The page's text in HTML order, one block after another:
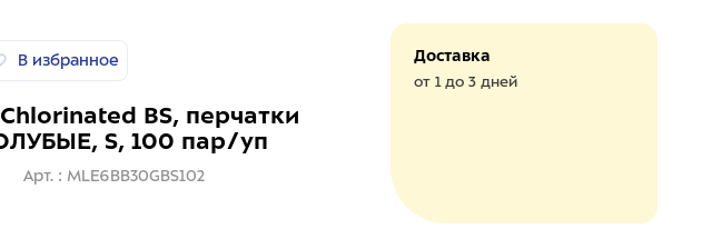
В избранное
BS, перчатки
S, 100 пар/уп
Арт. : MLE6BB30GBS102
Доставка
от 1 до 3 дней